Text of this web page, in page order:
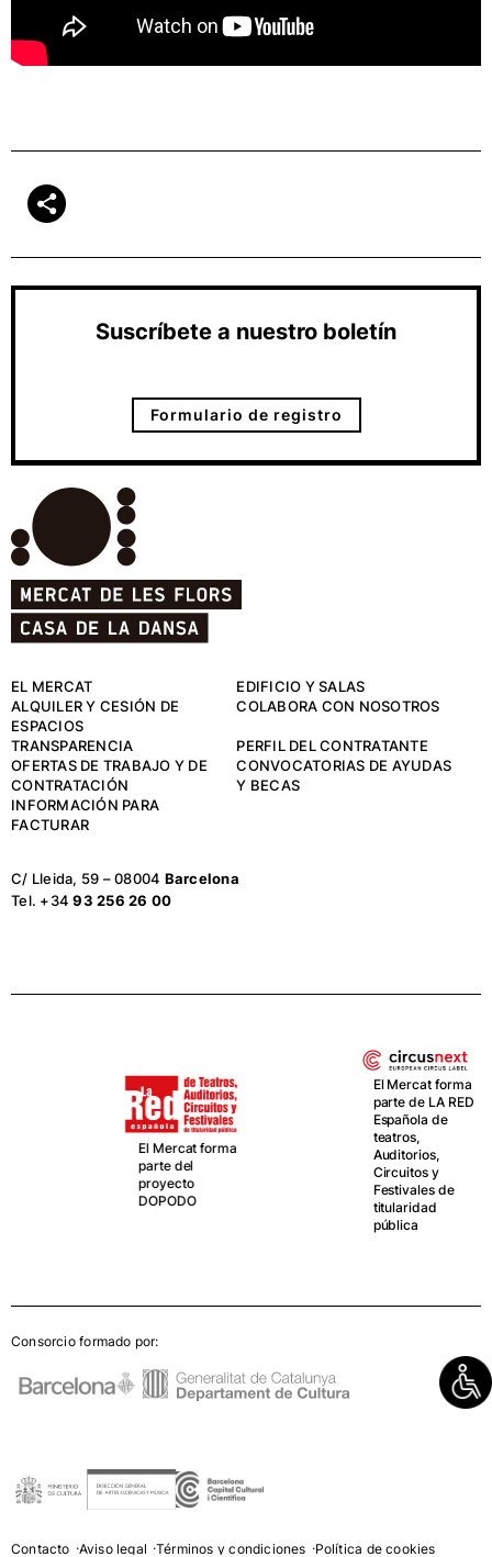
Suscríbete a nuestro boletín
Formulario de registro
EL MERCAT
EDIFICIO Y SALAS
ALQUILER Y CESIÓN DE
ESPACIOS
COLABORA CON NOSOTROS
TRANSPARENCIA
PERFIL DEL CONTRATANTE
OFERTAS DE TRABAJO Y DE
CONTRATACIÓN
CONVOCATORIAS DE AYUDAS
Y BECAS
INFORMACIÓN PARA
FACTURAR
C/ Lleida, 59 – 08004 Barcelona
Tel. +3493 256 26 00
El Mercat forma
parte del
proyecto
DOPODO
El Mercat forma
parte de LA RED
Española de
Auditorios,
Circuitos y
Festivales de
titularidad
Consorcio formado por:
Contacto Aviso legal Términos y condiciones Política de cookies